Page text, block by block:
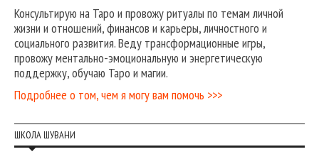
Консультирую на Таро и провожу ритуалы по темам личной
жизни и отношений, финансов и карьеры, личностного и
социального развития. Веду трансформационные игры,
провожу ментально-эмоциональную и энергетическую
поддержку, обучаю Таро и магии.
Подробнее о том, чем я могу вам помочь >>>
ШКОЛА ШУВАНИ